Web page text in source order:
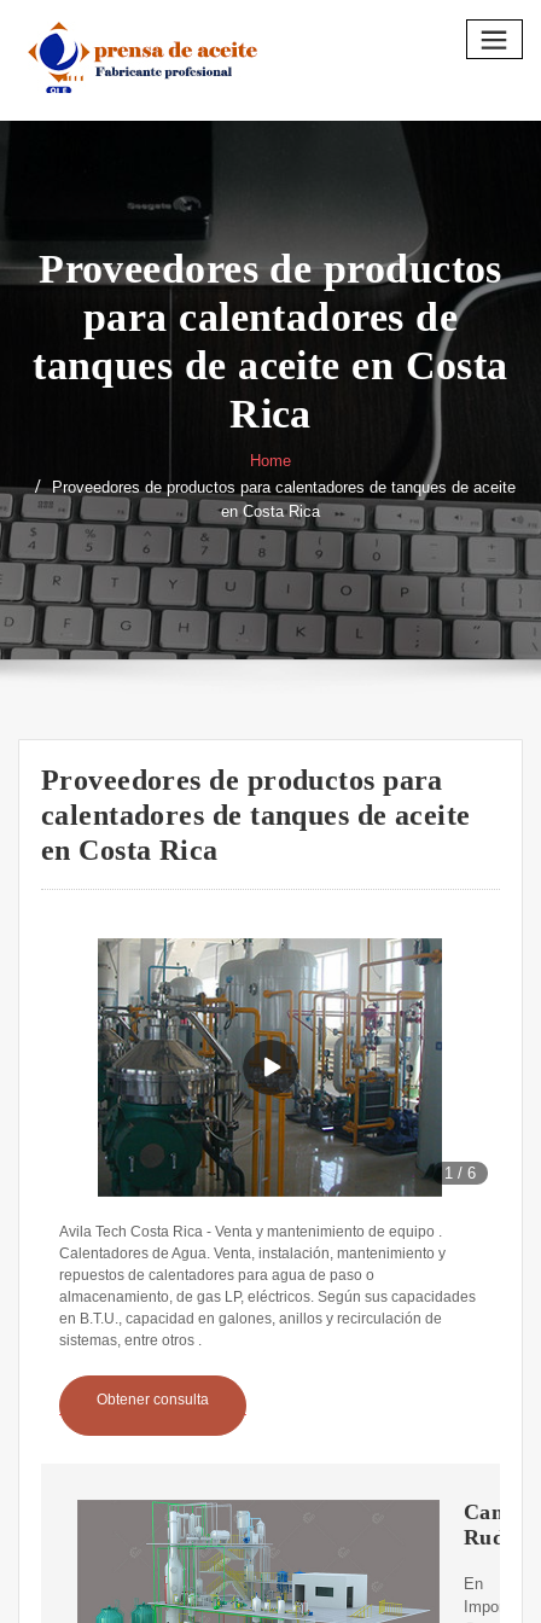
content
Proveedores de productos
para calentadores de
tanques de aceite en Costa
Rica
Home
Proveedores de productos para calentadores de tanques de aceite
en Costa Rica
Proveedores de productos para
calentadores de tanques de aceite
en Costa Rica
1 /6
Avila Tech Costa Rica - Venta y mantenimiento de equipo .
Calentadores de Agua. Venta, instalación, mantenimiento y
repuestos de calentadores para agua de paso o
almacenamiento, de gas LP, eléctricos. Según sus capacidades
en B.T.U., capacidad en galones, anillos y recirculación de
sistemas, entre otros .
Obtener consulta
Rudin
En